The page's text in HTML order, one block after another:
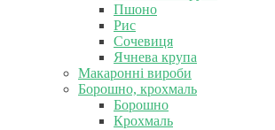
Пшоно
Рис
Сочевиця
Ячнева крупа
Макаронні вироби
Борошно, крохмаль
Борошно
Крохмаль